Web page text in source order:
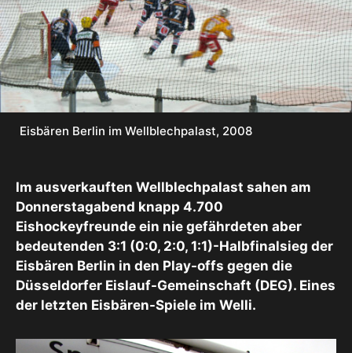
Eisbären Berlin im Wellblechpalast, 2008
Im ausverkauften Wellblechpalast sahen am
Donnerstagabend knapp 4.700
Eishockeyfreunde ein nie gefährdeten aber
bedeutenden 3:1 (0:0, 2:0, 1:1)-Halbfinalsieg der
Eisbären Berlin in den Play-offs gegen die
Düsseldorfer Eislauf-Gemeinschaft (DEG). Eines
der letzten Eisbären-Spiele im Welli.